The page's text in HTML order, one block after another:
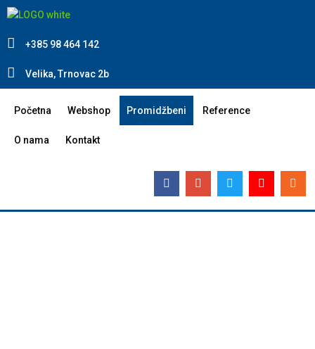
+385 98 464 142
Velika, Trnovac 2b
Početna Webshop Promidžbeni Reference
O nama Kontakt